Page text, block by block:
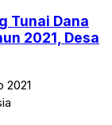
Tunai Dana
2021, Desa
2021